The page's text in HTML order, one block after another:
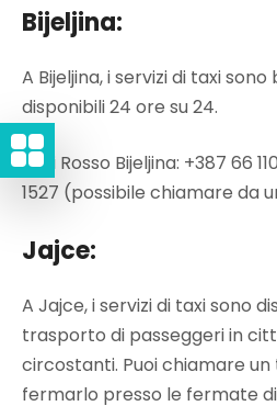
Bijeljina:
A Bijeljina, i servizi di taxi
disponibili 24 ore su 24.
Taxi Rosso Bijeljina: +387 66
1527 (possibile chiamare da
Jajce:
A Jajce, i servizi di taxi sono
trasporto di passeggeri in
circostanti. Puoi chiamare
fermarlo presso le fermate